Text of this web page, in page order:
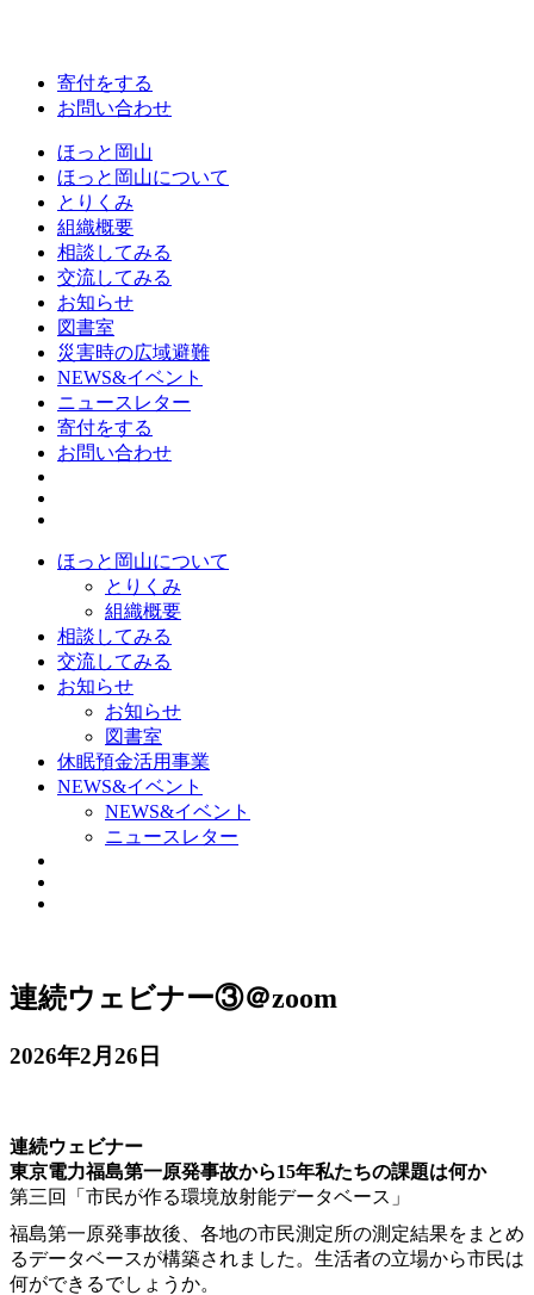
寄付をする
お問い合わせ
ほっと岡山
ほっと岡山について
とりくみ
組織概要
相談してみる
交流してみる
お知らせ
図書室
災害時の広域避難
NEWS&イベント
ニュースレター
寄付をする
お問い合わせ
ほっと岡山について
とりくみ
組織概要
相談してみる
交流してみる
お知らせ
お知らせ
図書室
休眠預金活用事業
NEWS&イベント
NEWS&イベント
ニュースレター
連続ウェビナー③＠zoom
2026年2月26日
連続ウェビナー
東京電⼒福島第⼀原発事故から15年私たちの課題は何か
第三回「市民が作る環境放射能データベース」
福島第一原発事故後、各地の市民測定所の測定結果をまとめ
るデータベースが構築されました。生活者の立場から市民は
何ができるでしょうか。